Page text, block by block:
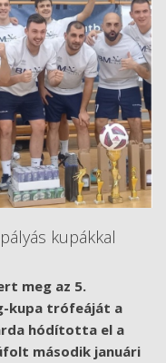
kupákkal
meg az 5.
kupa trófeáját a
hódította el a
második januári